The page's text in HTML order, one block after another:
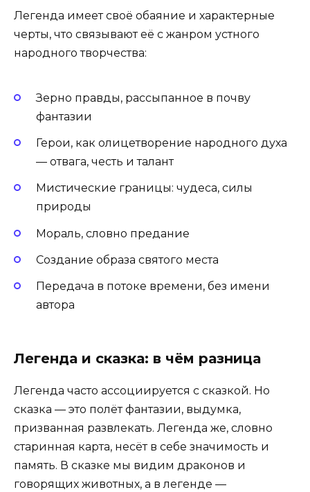
Легенда имеет своё обаяние и характерные
черты, что связывают её с жанром устного
народного творчества:
Зерно правды, рассыпанное в почву
фантазии
Герои, как олицетворение народного духа
— отвага, честь и талант
Мистические границы: чудеса, силы
природы
Мораль, словно предание
Создание образа святого места
Передача в потоке времени, без имени
автора
Легенда и сказка: в чём разница
Легенда часто ассоциируется с сказкой. Но
сказка — это полёт фантазии, выдумка,
призванная развлекать. Легенда же, словно
старинная карта, несёт в себе значимость и
память. В сказке мы видим драконов и
говорящих животных, а в легенде —